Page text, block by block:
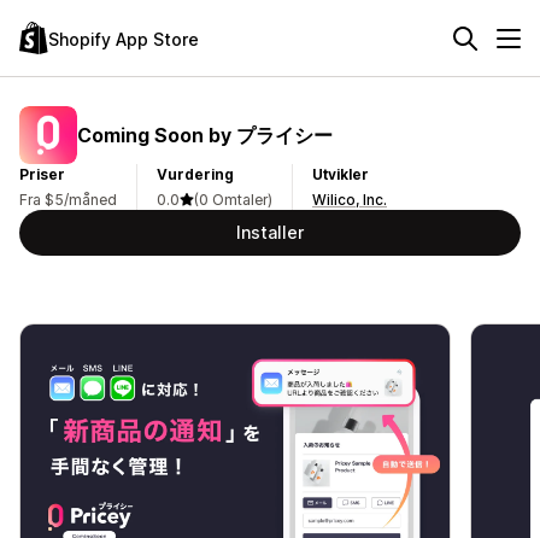
Shopify App Store
Coming Soon by プライシー
Priser
Fra $5/måned
Vurdering
0.0
(0 Omtaler)
Utvikler
Wilico, Inc.
Installer